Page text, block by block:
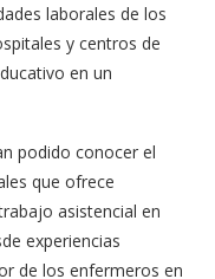
laborales de los
y centros de
en un
podido conocer el
que ofrece
asistencial en
experiencias
de los enfermeros en